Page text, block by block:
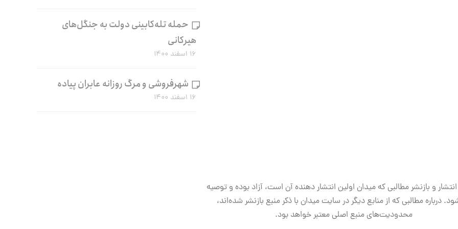
حمله تله‌کابینی دولت به جنگل‌های
هیرکانی
۱۶ اسفند ۱۴۰۰
شهرفروشی و مرگ روزانه عابران پیاده
۱۶ اسفند ۱۴۰۰
و بازنشر مطالبی که میدان اولین انتشار دهنده آن است، آزاد بوده و توصیه
درباره مطالبی که از منابع دیگر در سایت میدان با ذکر منبع بازنشر شده‌اند،
محدودیت‌های منبع اصلی معتبر خواهد بود.